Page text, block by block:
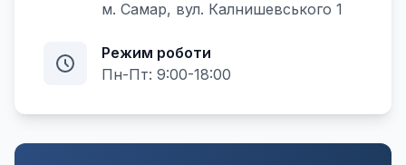
м. Самар, вул. Калнишевського 1
Режим роботи
Пн-Пт: 9:00-18:00